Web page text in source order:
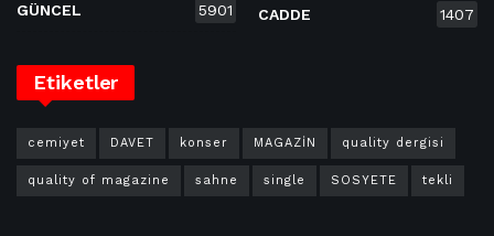
GÜNCEL 5901 CADDE 1407
Etiketler
cemiyet DAVET konser MAGAZİN quality dergisi
quality of magazine sahne single SOSYETE tekli